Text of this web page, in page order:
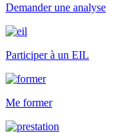
Demander une analyse
Participer à un EIL
Me former